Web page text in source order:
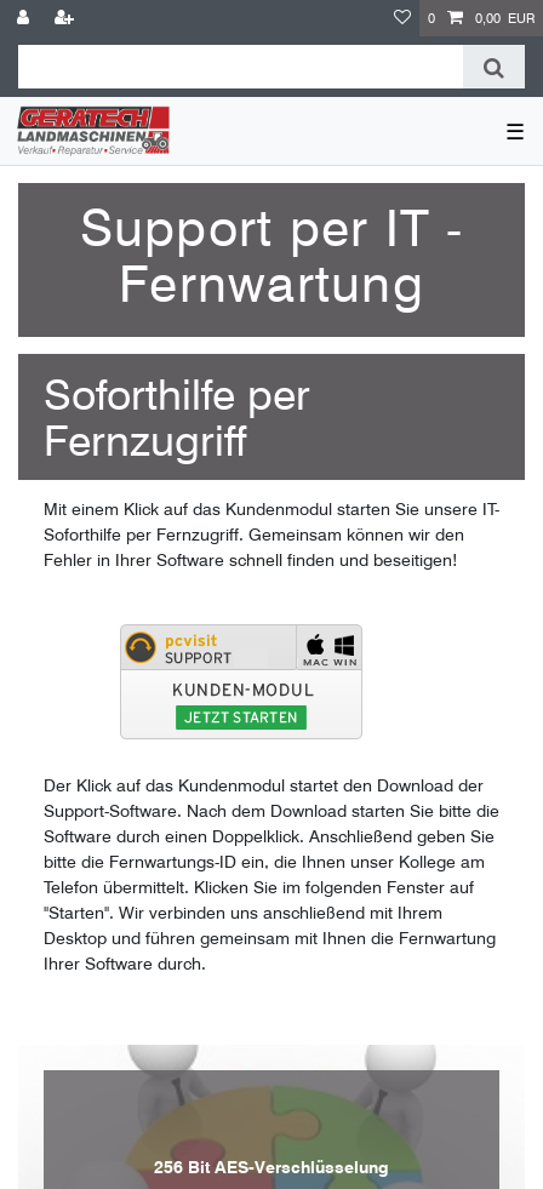
0 0,00 EUR
☰
Support per IT -
Fernwartung
Soforthilfe per
Fernzugriff
Mit einem Klick auf das Kundenmodul starten Sie unsere IT-
Soforthilfe per Fernzugriff. Gemeinsam können wir den
Fehler in Ihrer Software schnell finden und beseitigen!
Der Klick auf das Kundenmodul startet den Download der
Support-Software. Nach dem Download starten Sie bitte die
Software durch einen Doppelklick. Anschließend geben Sie
bitte die Fernwartungs-ID ein, die Ihnen unser Kollege am
Telefon übermittelt. Klicken Sie im folgenden Fenster auf
"Starten". Wir verbinden uns anschließend mit Ihrem
Desktop und führen gemeinsam mit Ihnen die Fernwartung
Ihrer Software durch.
256 Bit AES-Verschlüsselung